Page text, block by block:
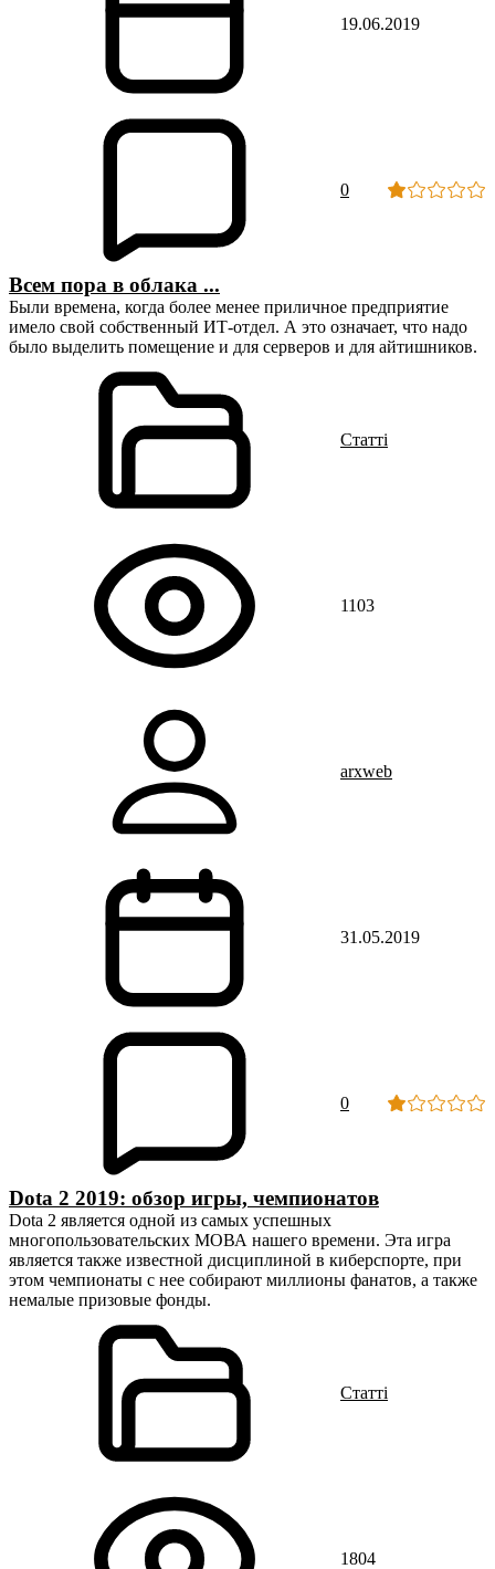
19.06.2019
0
Всем пора в облака ...
Были времена, когда более менее приличное предприятие
имело свой собственный ИТ-отдел. А это означает, что надо
было выделить помещение и для серверов и для айтишников.
Статті
1103
arxweb
31.05.2019
0
Dota 2 2019: обзор игры, чемпионатов
Dota 2 является одной из самых успешных
многопользовательских МОВА нашего времени. Эта игра
является также известной дисциплиной в киберспорте, при
этом чемпионаты с нее собирают миллионы фанатов, а также
немалые призовые фонды.
Статті
1804